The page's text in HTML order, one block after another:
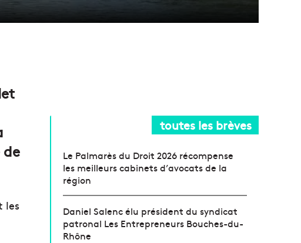
de
les
toutes les brèves
Le Palmarès du Droit 2026 récompense
les meilleurs cabinets d’avocats de la
région
Daniel Salenc élu président du syndicat
patronal Les Entrepreneurs Bouches-du-
Rhône